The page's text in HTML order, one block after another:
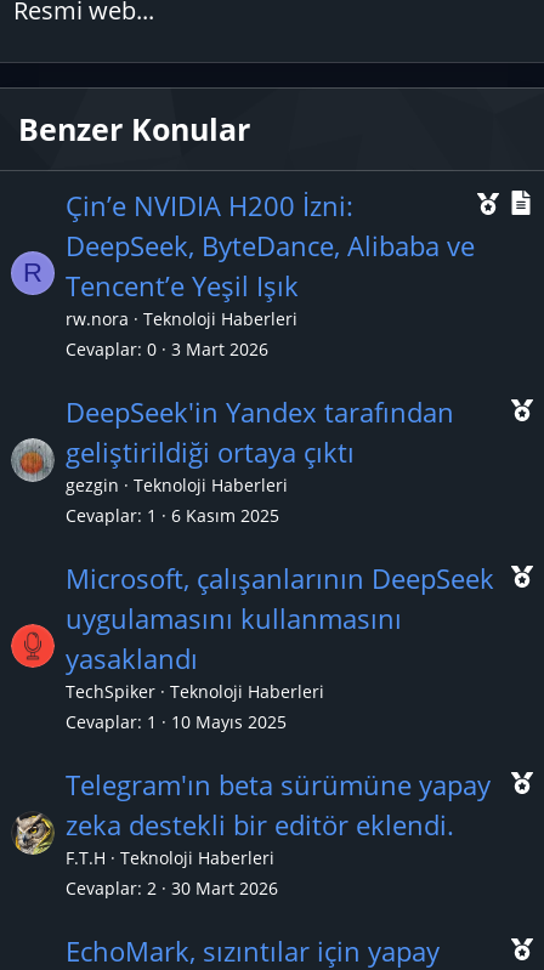
Resmi web...
Benzer Konular
R
Ö
Çin’e NVIDIA H200 İzni:
DeepSeek, ByteDance, Alibaba ve
Tencent’e Yeşil Işık
rw.nora
Teknoloji Haberleri
Cevaplar 0 3 Mart 2026
DeepSeek'in Yandex tarafından
geliştirildiği ortaya çıktı
gezgin
Teknoloji Haberleri
Cevaplar 1 6 Kasım 2025
Microsoft, çalışanlarının DeepSeek
uygulamasını kullanmasını
yasaklandı
TechSpiker
Teknoloji Haberleri
Cevaplar 1 10 Mayıs 2025
Telegram'ın beta sürümüne yapay
zeka destekli bir editör eklendi.
F.T.H
Teknoloji Haberleri
Cevaplar 2 30 Mart 2026
EchoMark, sızıntılar için yapay